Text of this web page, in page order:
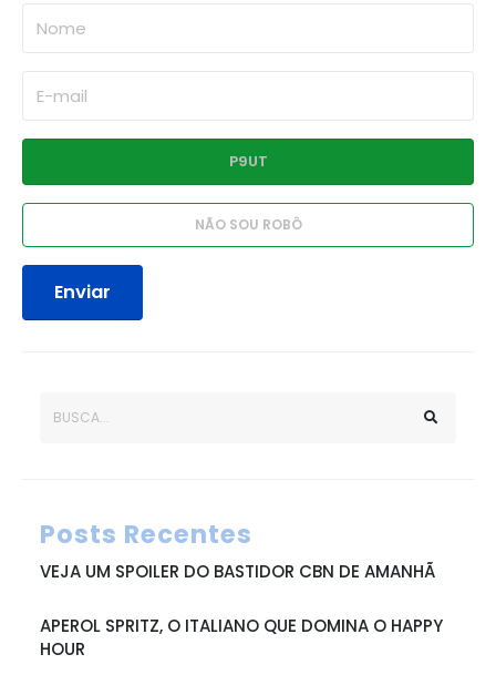
Enviar
Posts Recentes
VEJA UM SPOILER DO BASTIDOR CBN DE AMANHÃ
APEROL SPRITZ, O ITALIANO QUE DOMINA O HAPPY
HOUR